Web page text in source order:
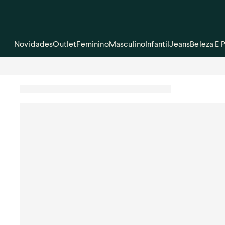
NovidadesOutletFemininoMasculinoInfantilJeansBeleza E